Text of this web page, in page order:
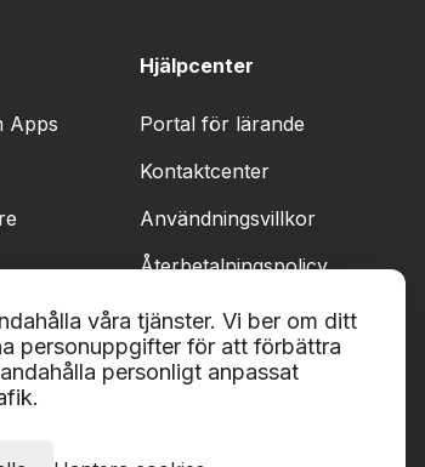
våra tjänster. Vi ber om ditt
personuppgifter för att förbättra
personligt anpassat
Apps
Hjälpcenter
Portal för lärande
Kontaktcenter
Användningsvillkor
Återbetalningspolicy
Integritetspolicy